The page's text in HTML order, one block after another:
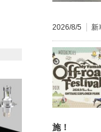
2026/8/5 新
施！